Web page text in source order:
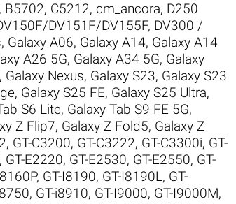
, B5702, C5212, cm_ancora, D250
DV151F/DV155F, DV300 /
, Galaxy A06, Galaxy A14, Galaxy A14
A26 5G, Galaxy A34 5G, Galaxy
, Galaxy Nexus, Galaxy S23, Galaxy S23
, Galaxy S25 FE, Galaxy S25 Ultra,
S6 Lite, Galaxy Tab S9 FE 5G,
Z Flip7, Galaxy Z Fold5, Galaxy Z
, GT-C3200, GT-C3222, GT-C3300i, GT-
, GT-E2220, GT-E2530, GT-E2550, GT-
, GT-I8190, GT-I8190L, GT-
, GT-i8910, GT-I9000, GT-I9000M,